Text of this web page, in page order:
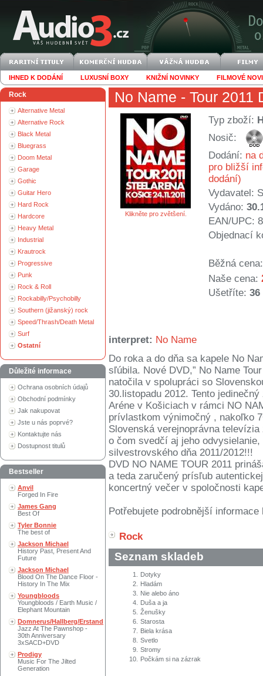
IHNED K DODÁNÍ LUXUSNÍ BOXY KNIŽNÍ NOVINKY FILMOVÉ
Rock
Alternative Metal
Alternative Rock
Black Metal
Bluegrass
Doom Metal
Garage
Gothic
Guitar Hero
Hard Rock
Hardcore
Heavy Metal
Industrial
Krautrock
Progressive
Punk
Rock & Roll
Rockabilly/Psychobilly
Southern (jižanský) rock
Speed/Thrash/Death Metal
Surf
Ostatní
Důležité informace
Ochrana osobních údajů
Obchodní podmínky
Jak nakupovat
Jste u nás poprvé?
Kontaktujte nás
Dostupnost titulů
Bestseller
Anvil
Forged In Fire
James Gang
Best Of
Tyler Bonnie
The best of
Jackson Michael
History Past, Present And
Future
Jackson Michael
Blood On The Dance Floor -
History In The Mix
Youngbloods
Youngbloods / Earth Music /
Elephant Mountain
Domnerus/Hallberg/Erstand
Jazz At The Pawnshop -
30th Anniversary
3xSACD+DVD
Prodigy
Music For The Jilted
Generation
No Name - Tour 2011
Klikněte pro zvětšení.
Typ zboží:
Nosič:
Dodání: na
pro bližší
dodání)
Vydavatel:
Vydáno:
EAN/UPC:
Objednací
Běžná cena:
Naše cena:
Ušetříte: 36
interpret: No Name
Do roka a do dňa sa kapele No
sľúbila. Nové DVD,” No Name
natočila v spolupráci so
30.listopadu 2012. Tento
Aréne v Košiciach v rámci NO
prívlastkom výnimočný , nakoľko
Slovenská verejnoprávna
o čom svedčí aj jeho
silvestrovského dňa 2011/2012!!!
DVD NO NAME TOUR 2011
a teda zaručený prísľub
koncertný večer v spoločnosti
Potřebujete podrobnější
Rock
Seznam skladeb
1.
Dotyky
2.
Hladám
3.
Nie alebo áno
4.
Duša a ja
5. Ženušky
6. Starosta
7.
Biela krása
8. Svetlo
9. Stromy
10.
Počkám si na zázrak